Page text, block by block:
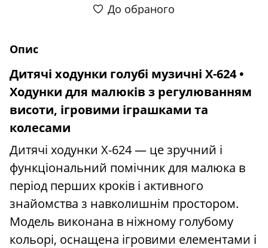
До обраного
Опис
Дитячі ходунки голубі музичні X-624 •
Ходунки для малюків з регулюванням
висоти, ігровими іграшками та
колесами
Дитячі ходунки X-624 — це зручний і
функціональний помічник для малюка в
період перших кроків і активного
знайомства з навколишнім простором.
Модель виконана в ніжному голубому
кольорі, оснащена ігровими елементами і